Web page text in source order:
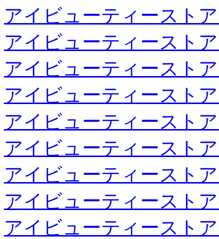
アイビューティースト
アイビューティースト
アイビューティースト
アイビューティースト
アイビューティースト
アイビューティースト
アイビューティースト
アイビューティースト
アイビューティースト